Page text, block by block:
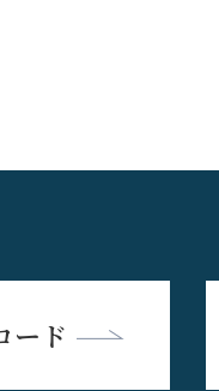
ード